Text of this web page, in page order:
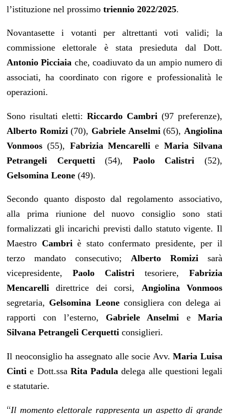
l’istituzione nel prossimo triennio 2022/2025.
Novantasette i votanti per altrettanti voti validi; la
commissione elettorale è stata presieduta dal Dott.
Antonio Picciaia che, coadiuvato da un ampio numero di
associati, ha coordinato con rigore e professionalità le
operazioni.
Sono risultati eletti: Riccardo Cambri (97 preferenze),
Alberto Romizi (70), Gabriele Anselmi (65), Angiolina
Vonmoos (55), Fabrizia Mencarelli e Maria Silvana
Petrangeli Cerquetti (54), Paolo Calistri (52),
Gelsomina Leone (49).
Secondo quanto disposto dal regolamento associativo,
alla prima riunione del nuovo consiglio sono stati
formalizzati gli incarichi previsti dallo statuto vigente. Il
Maestro Cambriè stato confermato presidente, per il
terzo mandato consecutivo; Alberto Romizi sarà
vicepresidente, Paolo Calistri tesoriere, Fabrizia
Mencarelli direttrice dei corsi, Angiolina Vonmoos
segretaria, Gelsomina Leoneconsigliera con delega ai
rapporti con l’esterno, Gabriele Anselmi eMaria
Silvana Petrangeli Cerquetti consiglieri.
Il neoconsiglio ha assegnato alle socie Avv.Maria Luisa
Cinti e Dott.ssa Rita Padula delega alle questioni legali
e statutarie.
“Il momento elettorale rappresenta un aspetto di grande